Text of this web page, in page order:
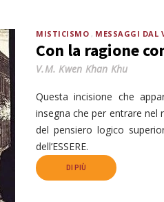
MISTICISMO MESSAGGI DAL
Con la ragione
V.M. Kwen Khan Khu
Questa incisione che
insegna che per entrare
del pensiero logico
dell’ESSERE.
DI PIÙ